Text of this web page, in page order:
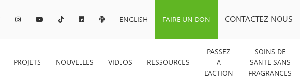
ENGLISH FAIRE UN DON CONTACTEZ-NOUS
PROJETS NOUVELLES VIDÉOS RESSOURCES
PASSEZ
À
L’ACTION
SOINS DE
SANTÉ SANS
FRAGRANCES